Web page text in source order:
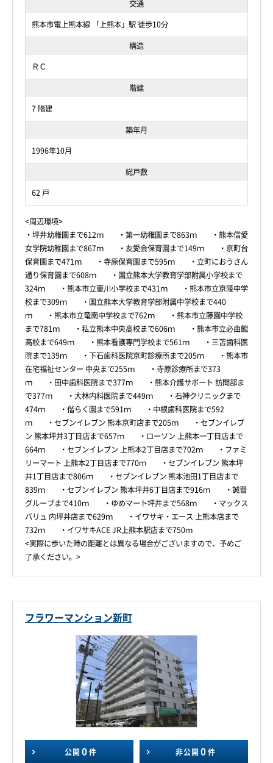
交通
熊本市電上熊本線 「上熊本」駅 徒歩10分
構造
ＲＣ
階建
7 階建
築年月
1996年10月
総戸数
62 戸
<周辺環境>
・坪井幼稚園まで612ｍ ・第一幼稚園まで863ｍ ・熊本信愛
女学院幼稚園まで867ｍ ・友愛会保育園まで149ｍ ・京町台
保育園まで471ｍ ・寺原保育園まで595ｍ ・立町におうさん
通り保育園まで608ｍ ・国立熊本大学教育学部附属小学校まで
324ｍ ・熊本市立壷川小学校まで431ｍ ・熊本市立京陵中学
校まで309ｍ ・国立熊本大学教育学部附属中学校まで440
ｍ ・熊本市立竜南中学校まで762ｍ ・熊本市立藤園中学校
まで781ｍ ・私立熊本中央高校まで606ｍ ・熊本市立必由館
高校まで649ｍ ・熊本看護専門学校まで561ｍ ・三苫歯科医
院まで139ｍ ・下石歯科医院京町診療所まで205ｍ ・熊本市
在宅福祉センター 中央まで255ｍ ・寺原診療所まで373
ｍ ・田中歯科医院まで377ｍ ・熊本介護サポート 訪問部ま
で377ｍ ・大林内科医院まで449ｍ ・石神クリニックまで
474ｍ ・偕らく園まで591ｍ ・中根歯科医院まで592
ｍ ・セブンイレブン 熊本京町店まで205ｍ ・セブンイレブ
ン 熊本坪井3丁目店まで657ｍ ・ローソン 上熊本一丁目店まで
664ｍ ・セブンイレブン 上熊本2丁目店まで702ｍ ・ファミ
リーマート 上熊本2丁目店まで770ｍ ・セブンイレブン 熊本坪
井1丁目店まで806ｍ ・セブンイレブン 熊本池田1丁目店まで
839ｍ ・セブンイレブン 熊本坪井6丁目店まで916ｍ ・誠晋
グループまで410ｍ ・ゆめマート坪井まで568ｍ ・マックス
バリュ 内坪井店まで629ｍ ・イワサキ・エース 上熊本店まで
732ｍ ・イワサキACE JR上熊本駅店まで750ｍ
<実際に歩いた時の距離とは異なる場合がございますので、予めご
了承ください。>
フラワーマンション新町
公開 0 件 非公開 0 件